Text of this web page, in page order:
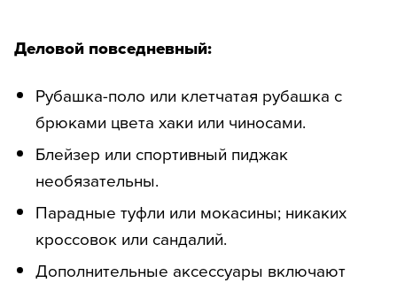
Деловой повседневный:
Рубашка-поло или клетчатая рубашка с
брюками цвета хаки или чиносами.
Блейзер или спортивный пиджак
необязательны.
Парадные туфли или мокасины; никаких
кроссовок или сандалий.
Дополнительные аксессуары включают